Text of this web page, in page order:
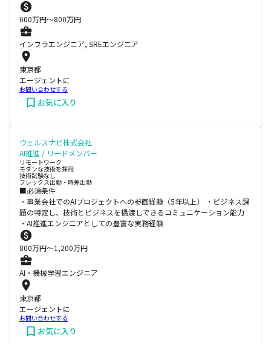
600万円〜800万円
インフラエンジニア, SREエンジニア
東京都
エージェントに
お問い合わせする
お気に入り
ウェルスナビ株式会社
AI推進 / リードメンバー
リモートワーク
モダンな技術を採用
技術試験なし
フレックス出勤・時差出勤
■必須条件
・事業会社でのAIプロジェクトへの参画経験（5年以上） ・ビジネス課
題の特定し、技術とビジネスを橋渡しできるコミュニケーション能力
・AI推進エンジニアとしての豊富な実務経験
800万円〜1,200万円
AI・機械学習エンジニア
東京都
エージェントに
お問い合わせする
お気に入り